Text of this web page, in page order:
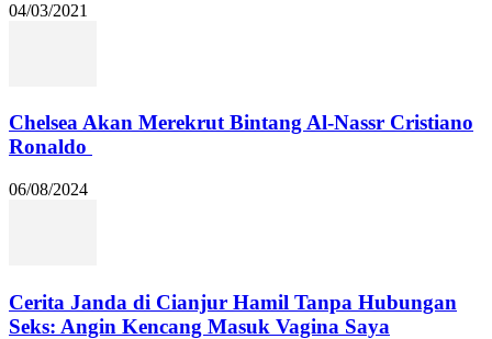
04/03/2021
Chelsea Akan Merekrut Bintang Al-Nassr Cristiano
Ronaldo
06/08/2024
Cerita Janda di Cianjur Hamil Tanpa Hubungan
Seks: Angin Kencang Masuk Vagina Saya